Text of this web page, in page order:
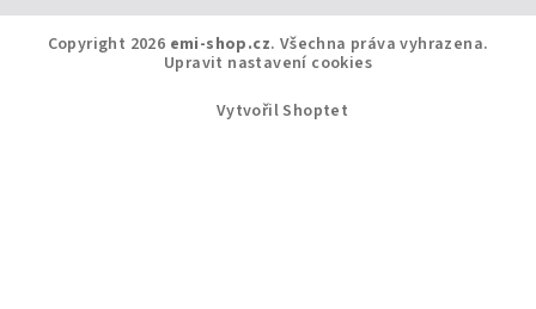
Copyright 2026 emi-shop.cz. Všechna práva vyhrazena.
Upravit nastavení cookies
Vytvořil Shoptet